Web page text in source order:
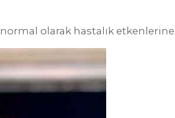
normal olarak hastalık